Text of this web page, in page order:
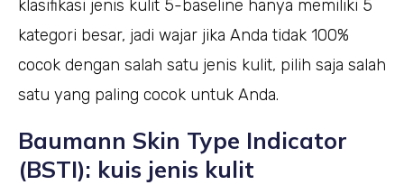
klasifikasi jenis kulit 5-baseline hanya memiliki 5
kategori besar, jadi wajar jika Anda tidak 100%
cocok dengan salah satu jenis kulit, pilih saja salah
satu yang paling cocok untuk Anda.
Baumann Skin Type Indicator
(BSTI): kuis jenis kulit